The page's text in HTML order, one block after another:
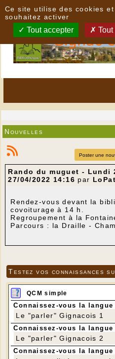
Nouvelles
Poster une
Rando du muguet - Lundi
27/04/2022 14:16 par
Rendez-vous devant la
covoiturage à 14 h.
Regroupement à la
Parcours : la Draille -
Testez vos connaissances
QCM simple
Connaissez-vous la
Le "parler" Gignacois 1
Connaissez-vous la
Le "parler" Gignacois 2
Connaissez-vous la
Ce site utilise des cookies
souhaitez activer
Tout accepter Tout